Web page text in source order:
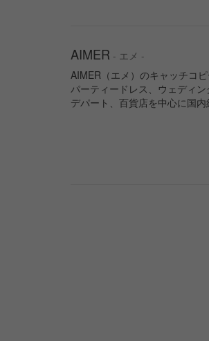
AIMER - エメ -
AIMER（エメ）のキャッチコ
パーティードレス、ウェディ
デパート、百貨店を中心に国内